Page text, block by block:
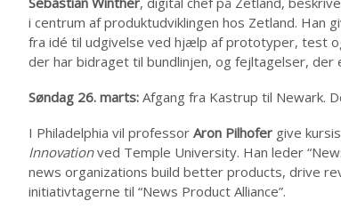
i centrum af produktudviklingen hos Zetland.
fra idé til udgivelse ved hjælp af prototyper, test
der har bidraget til bundlinjen, og fejltagelser,
Søndag 26. marts: Afgang fra Kastrup til Newark.
I Philadelphia vil professor Aron Pilhofer give
Innovationved Temple University. Han leder
news organizations build better products, drive
initiativtagerne til “News Product Alliance”.